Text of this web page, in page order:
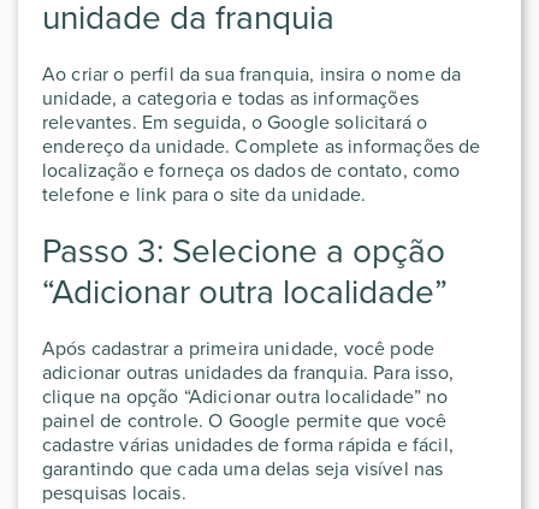
unidade da franquia
Ao criar o perfil da sua franquia, insira o nome da
unidade, a categoria e todas as informações
relevantes. Em seguida, o Google solicitará o
endereço da unidade. Complete as informações de
localização e forneça os dados de contato, como
telefone e link para o site da unidade.
Passo 3: Selecione a opção
“Adicionar outra localidade”
Após cadastrar a primeira unidade, você pode
adicionar outras unidades da franquia. Para isso,
clique na opção “Adicionar outra localidade” no
painel de controle. O Google permite que você
cadastre várias unidades de forma rápida e fácil,
garantindo que cada uma delas seja visível nas
pesquisas locais.